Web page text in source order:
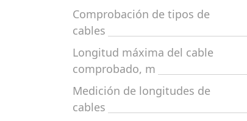
Comprobación de tipos de
cables
Longitud máxima del cable
comprobado, m
Medición de longitudes de
cables